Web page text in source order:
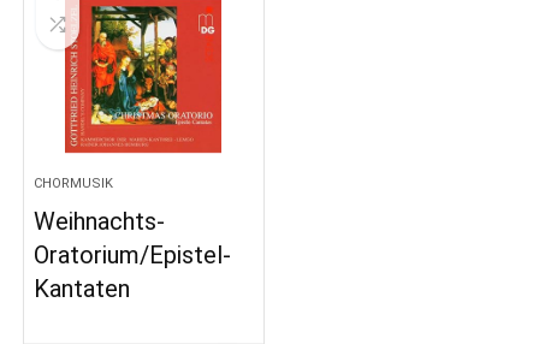
CHORMUSIK
Weihnachts-
Oratorium/Epistel-
Kantaten